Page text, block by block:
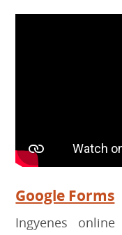
Google Forms
Ingyenes